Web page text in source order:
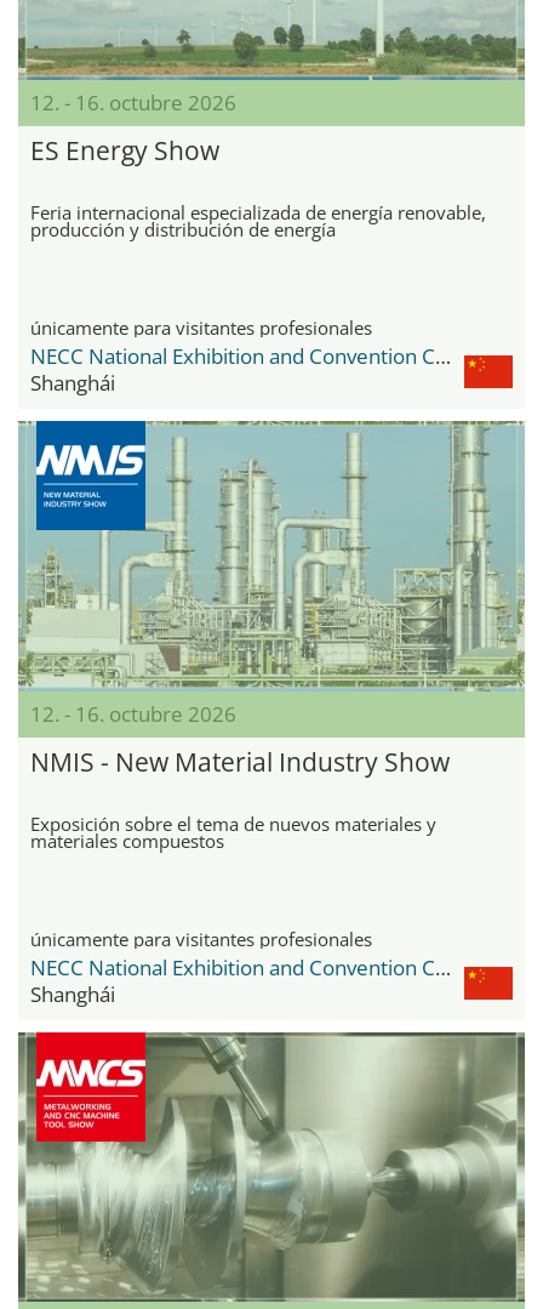
12. - 16. octubre 2026
ES Energy Show
Feria internacional especializada de energía renovable,
producción y distribución de energía
únicamente para visitantes profesionales
NECC National Exhibition and Convention Center
Shanghái
12. - 16. octubre 2026
NMIS - New Material Industry Show
Exposición sobre el tema de nuevos materiales y
materiales compuestos
únicamente para visitantes profesionales
NECC National Exhibition and Convention Center
Shanghái